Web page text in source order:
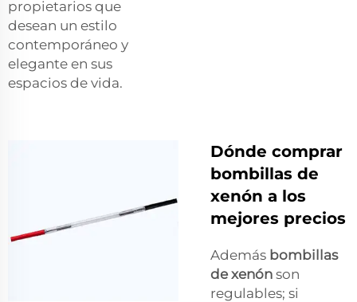
propietarios que
desean un estilo
contemporáneo y
elegante en sus
espacios de vida.
Dónde comprar
bombillas de
xenón a los
mejores precios
Además bombillas
de xenón son
regulables; si